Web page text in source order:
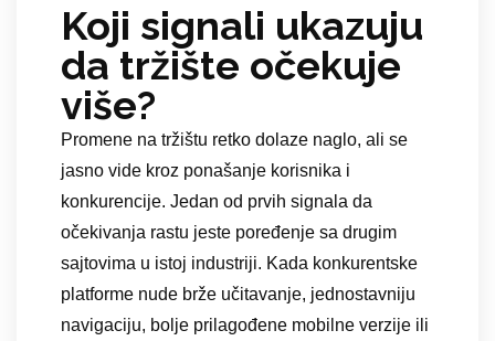
Koji signali ukazuju
da tržište očekuje
više?
Promene na tržištu retko dolaze naglo, ali se
jasno vide kroz ponašanje korisnika i
konkurencije. Jedan od prvih signala da
očekivanja rastu jeste poređenje sa drugim
sajtovima u istoj industriji. Kada konkurentske
platforme nude brže učitavanje, jednostavniju
navigaciju, bolje prilagođene mobilne verzije ili